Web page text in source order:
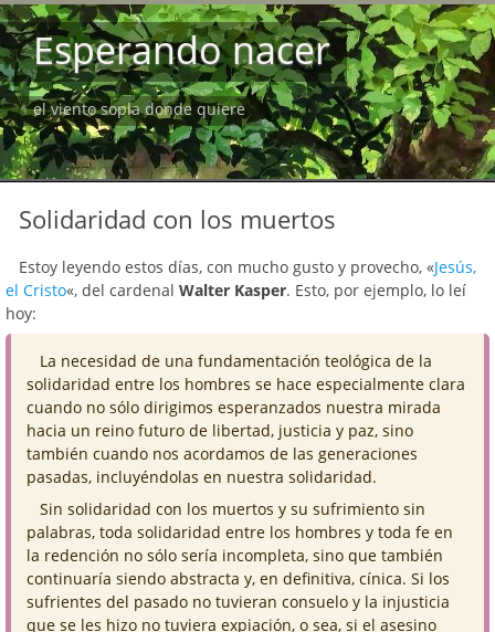
Esperando nacer
el viento sopla donde quiere
Solidaridad con los muertos
Estoy leyendo estos días, con mucho gusto y provecho, «Jesús,
el Cristo«, del cardenal Walter Kasper. Esto, por ejemplo, lo leí
hoy:
La necesidad de una fundamentación teológica de la
solidaridad entre los hombres se hace especialmente clara
cuando no sólo dirigimos esperanzados nuestra mirada
hacia un reino futuro de libertad, justicia y paz, sino
también cuando nos acordamos de las generaciones
pasadas, incluyéndolas en nuestra solidaridad.
Sin solidaridad con los muertos y su sufrimiento sin
palabras, toda solidaridad entre los hombres y toda fe en
la redención no sólo sería incompleta, sino que también
continuaría siendo abstracta y, en definitiva, cínica. Si los
sufrientes del pasado no tuvieran consuelo y la injusticia
que se les hizo no tuviera expiación, o sea, si el asesino